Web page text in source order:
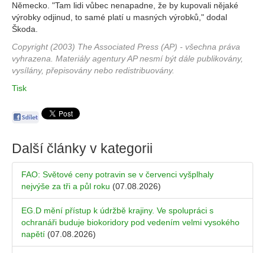
Německo. "Tam lidi vůbec nenapadne, že by kupovali nějaké
výrobky odjinud, to samé platí u masných výrobků," dodal
Škoda.
Copyright (2003) The Associated Press (AP) - všechna práva
vyhrazena. Materiály agentury AP nesmí být dále publikovány,
vysílány, přepisovány nebo redistribuovány.
Tisk
Další články v kategorii
FAO: Světové ceny potravin se v červenci vyšplhaly
nejvýše za tři a půl roku (07.08.2026)
EG.D mění přístup k údržbě krajiny. Ve spolupráci s
ochranáři buduje biokoridory pod vedením velmi vysokého
napětí (07.08.2026)